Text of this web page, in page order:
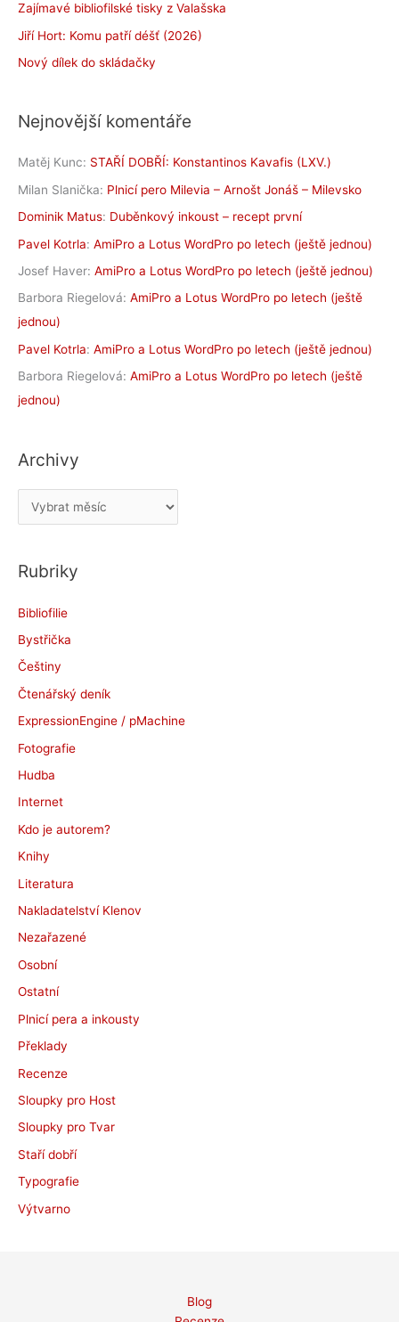
Zajímavé bibliofilské tisky z Valašska
Jiří Hort: Komu patří déšť (2026)
Nový dílek do skládačky
Nejnovější komentáře
Matěj Kunc: STAŘÍ DOBŘÍ: Konstantinos Kavafis (LXV.)
Milan Slanička: Plnicí pero Milevia – Arnošt Jonáš – Milevsko
Dominik Matus: Duběnkový inkoust – recept první
Pavel Kotrla: AmiPro a Lotus WordPro po letech (ještě jednou)
Josef Haver: AmiPro a Lotus WordPro po letech (ještě jednou)
Barbora Riegelová: AmiPro a Lotus WordPro po letech (ještě
jednou)
Pavel Kotrla: AmiPro a Lotus WordPro po letech (ještě jednou)
Barbora Riegelová: AmiPro a Lotus WordPro po letech (ještě
jednou)
Archivy
r
h
v
y
Rubriky
Bibliofilie
Bystřička
Češtiny
Čtenářský deník
ExpressionEngine / pMachine
Fotografie
Hudba
Internet
Kdo je autorem?
Knihy
Literatura
Nakladatelství Klenov
Nezařazené
Osobní
Ostatní
Plnicí pera a inkousty
Překlady
Recenze
Sloupky pro Host
Sloupky pro Tvar
Staří dobří
Typografie
Výtvarno
Blog